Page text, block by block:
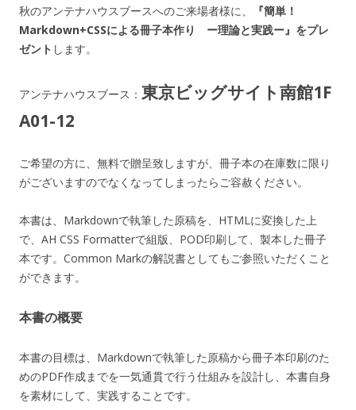
秋のアンテナハウスブースへのご来場者様に、
『簡単！
Markdown+CSSによる冊子本作り ー理論と実践ー』をプレ
ゼント します。
アンテナハウスブース： 東京ビッグサイト南館1F
A01-12
ご希望の方に、無料で贈呈致しますが、冊子本の在庫数に限り
がございますのでなくなってしまったらご容赦ください。
本書は、Markdownで執筆した原稿を、HTMLに変換した上
で、AH CSS Formatterで組版、POD印刷して、製本した冊子
本です。Common Markの解説書としてもご参照いただくこと
ができます。
本書の概要
本書の目標は、Markdownで執筆した原稿から冊子本印刷のた
めのPDF作成までを一気通貫で行う仕組みを設計し、本書自身
を素材にして、実践することです。